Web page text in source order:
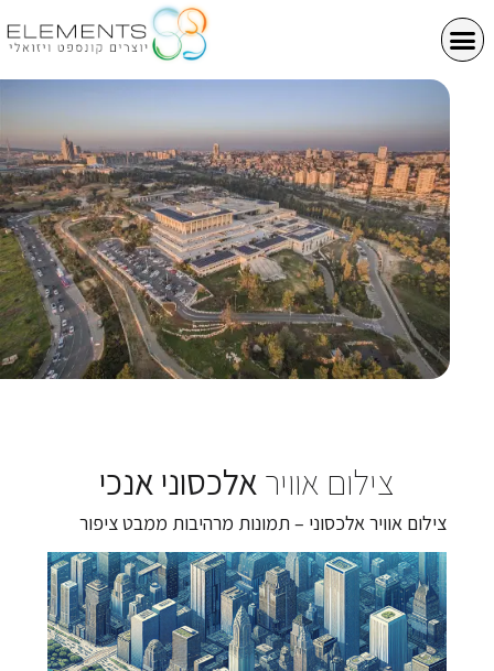
צילום אוויראלכסוני אנכי
צילום אוויר אלכסוני – תמונות מרהיבות ממבט ציפור